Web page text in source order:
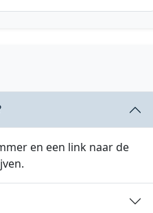
en een link naar de